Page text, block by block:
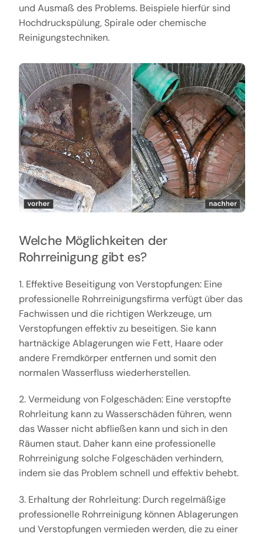
und Ausmaß des Problems. Beispiele hierfür sind
Hochdruckspülung, Spirale oder chemische
Reinigungstechniken.
Welche Möglichkeiten der
Rohrreinigung gibt es?
1. Effektive Beseitigung von Verstopfungen: Eine
professionelle Rohrreinigungsfirma verfügt über das
Fachwissen und die richtigen Werkzeuge, um
Verstopfungen effektiv zu beseitigen. Sie kann
hartnäckige Ablagerungen wie Fett, Haare oder
andere Fremdkörper entfernen und somit den
normalen Wasserfluss wiederherstellen.
2. Vermeidung von Folgeschäden: Eine verstopfte
Rohrleitung kann zu Wasserschäden führen, wenn
das Wasser nicht abfließen kann und sich in den
Räumen staut. Daher kann eine professionelle
Rohrreinigung solche Folgeschäden verhindern,
indem sie das Problem schnell und effektiv behebt.
3. Erhaltung der Rohrleitung: Durch regelmäßige
professionelle Rohrreinigung können Ablagerungen
und Verstopfungen vermieden werden, die zu einer